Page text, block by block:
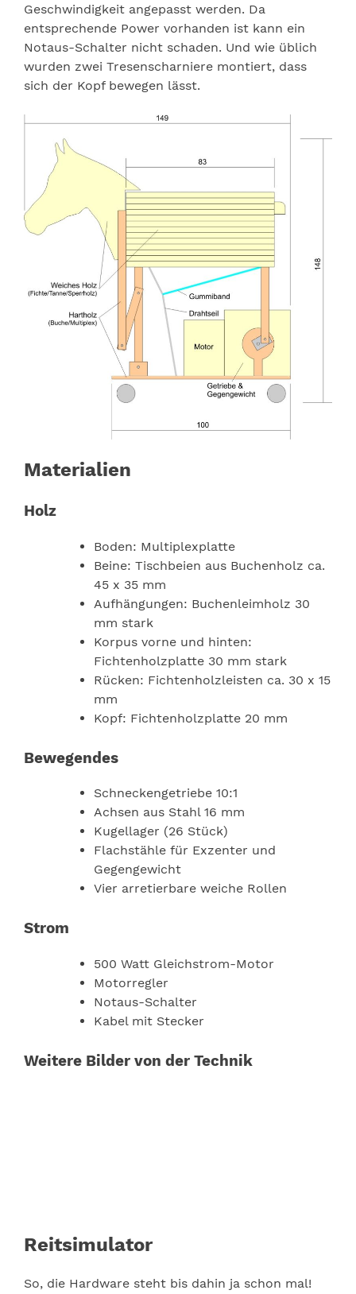
Geschwindigkeit angepasst werden. Da
entsprechende Power vorhanden ist kann ein
Notaus-Schalter nicht schaden. Und wie üblich
wurden zwei Tresenscharniere montiert, dass
sich der Kopf bewegen lässt.
Materialien
Holz
Boden: Multiplexplatte
Beine: Tischbeien aus Buchenholz ca.
45 x 35 mm
Aufhängungen: Buchenleimholz 30
mm stark
Korpus vorne und hinten:
Fichtenholzplatte 30 mm stark
Rücken: Fichtenholzleisten ca. 30 x 15
mm
Kopf: Fichtenholzplatte 20 mm
Bewegendes
Schneckengetriebe 10:1
Achsen aus Stahl 16 mm
Kugellager (26 Stück)
Flachstähle für Exzenter und
Gegengewicht
Vier arretierbare weiche Rollen
Strom
500 Watt Gleichstrom-Motor
Motorregler
Notaus-Schalter
Kabel mit Stecker
Weitere Bilder von der Technik
Reitsimulator
So, die Hardware steht bis dahin ja schon mal!